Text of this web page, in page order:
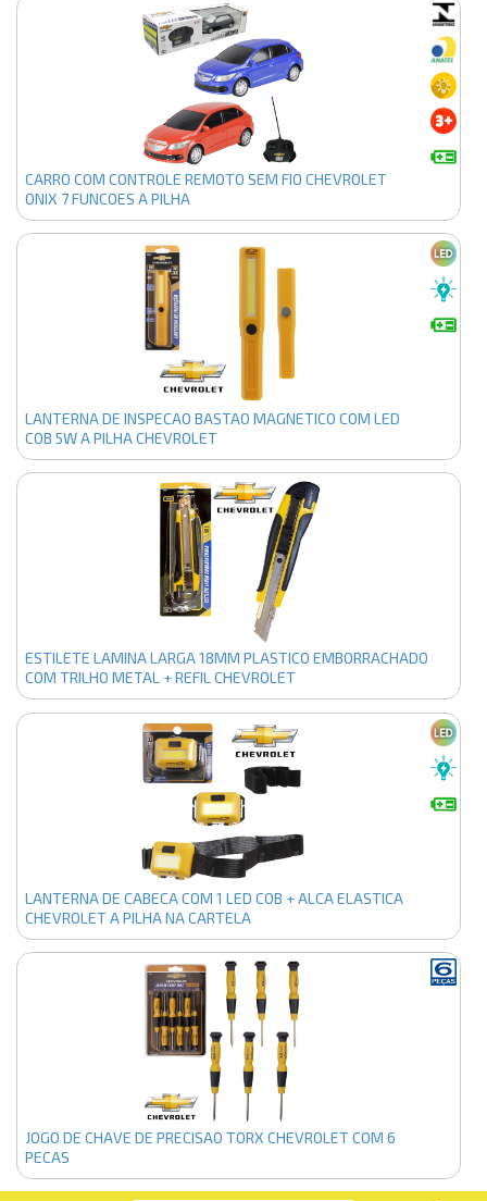
CARRO COM CONTROLE REMOTO SEM FIO CHEVROLET
ONIX 7 FUNCOES A PILHA
LANTERNA DE INSPECAO BASTAO MAGNETICO COM LED
COB 5W A PILHA CHEVROLET
ESTILETE LAMINA LARGA 18MM PLASTICO EMBORRACHADO
COM TRILHO METAL + REFIL CHEVROLET
LANTERNA DE CABECA COM 1 LED COB + ALCA ELASTICA
CHEVROLET A PILHA NA CARTELA
JOGO DE CHAVE DE PRECISAO TORX CHEVROLET COM 6
PECAS